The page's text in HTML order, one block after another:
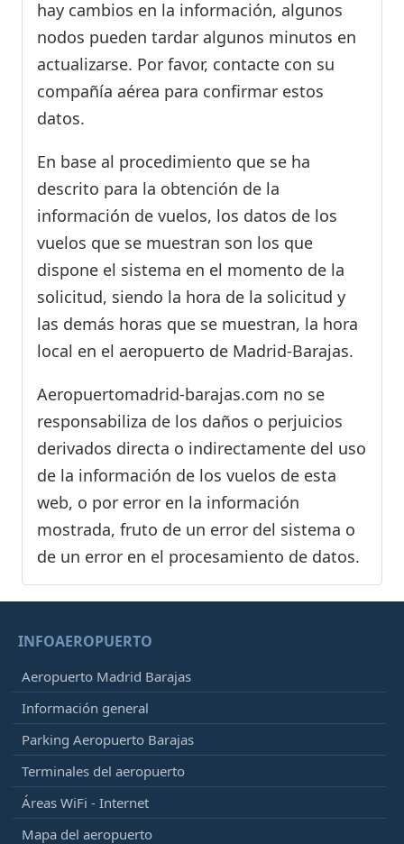
hay cambios en la información, algunos
nodos pueden tardar algunos minutos en
actualizarse. Por favor, contacte con su
compañía aérea para confirmar estos
datos.
En base al procedimiento que se ha
descrito para la obtención de la
información de vuelos, los datos de los
vuelos que se muestran son los que
dispone el sistema en el momento de la
solicitud, siendo la hora de la solicitud y
las demás horas que se muestran, la hora
local en el aeropuerto de Madrid-Barajas.
Aeropuertomadrid-barajas.com no se
responsabiliza de los daños o perjuicios
derivados directa o indirectamente del uso
de la información de los vuelos de esta
web, o por error en la información
mostrada, fruto de un error del sistema o
de un error en el procesamiento de datos.
INFOAEROPUERTO
Aeropuerto Madrid Barajas
Información general
Parking Aeropuerto Barajas
Terminales del aeropuerto
Áreas WiFi - Internet
Mapa del aeropuerto